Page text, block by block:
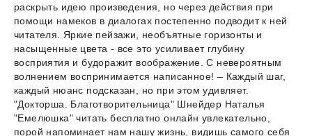
раскрыть идею произведения, но через действия при
помощи намеков в диалогах постепенно подводит к ней
читателя. Яркие пейзажи, необъятные горизонты и
насыщенные цвета - все это усиливает глубину
восприятия и будоражит воображение. С невероятным
волнением воспринимается написанное! – Каждый шаг,
каждый нюанс подсказан, но при этом удивляет.
"Докторша. Благотворительница" Шнейдер Наталья
"Емелюшка" читать бесплатно онлайн увлекательно,
порой напоминает нам нашу жизнь, видишь самого себя